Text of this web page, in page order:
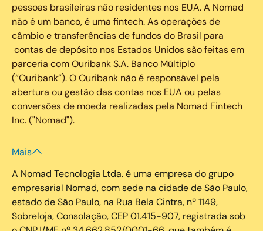
pessoas brasileiras não residentes nos EUA. A Nomad
não é um banco, é uma fintech. As operações de
câmbio e transferências de fundos do Brasil para
contas de depósito nos Estados Unidos são feitas em
parceria com Ouribank S.A. Banco Múltiplo
(“Ouribank”). O Ouribank não é responsável pela
abertura ou gestão das contas nos EUA ou pelas
conversões de moeda realizadas pela Nomad Fintech
Inc. ("Nomad").
Mais
A Nomad Tecnologia Ltda. é uma empresa do grupo
empresarial Nomad, com sede na cidade de São Paulo,
estado de São Paulo, na Rua Bela Cintra, nº 1149,
Sobreloja, Consolação, CEP 01.415-907, registrada sob